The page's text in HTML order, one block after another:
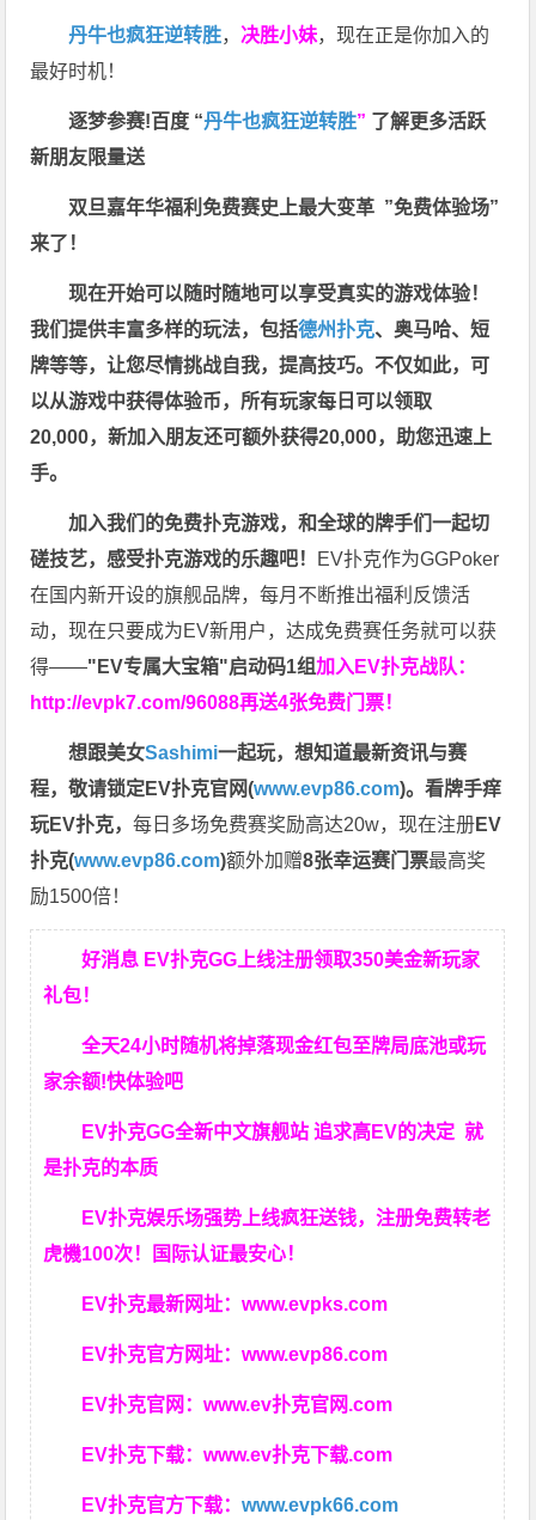
丹牛也疯狂逆转胜，决胜小妹，现在正是你加入的
最好时机！
逐梦参赛!百度 “丹牛也疯狂逆转胜” 了解更多活跃
新朋友限量送
双旦嘉年华福利免费赛史上最大变革 ”免费体验场”
来了！
现在开始可以随时随地可以享受真实的游戏体验！
我们提供丰富多样的玩法，包括德州扑克、奥马哈、短
牌等等，让您尽情挑战自我，提高技巧。不仅如此， 可
以从游戏中获得体验币，所有玩家每日可以领取
20,000，新加入朋友还可额外获得20,000，助您迅速上
手。
加入我们的免费扑克游戏，和全球的牌手们一起切
磋技艺，感受扑克游戏的乐趣吧！ EV扑克作为GGPoker
在国内新开设的旗舰品牌，每月不断推出福利反馈活
动，现在只要成为EV新用户，达成免费赛任务就可以获
得——"EV专属大宝箱"启动码1组加入EV扑克战队：
http://evpk7.com/96088再送4张免费门票！
想跟美女Sashimi一起玩，想知道最新资讯与赛
程，敬请锁定EV扑克官网(www.evp86.com)。看牌手痒
玩EV扑克，每日多场免费赛奖励高达20w，现在注册EV
扑克(www.evp86.com)额外加赠8张幸运赛门票最高奖
励1500倍！
好消息 EV扑克GG上线注册领取350美金新玩家
礼包！
全天24小时随机将掉落现金红包至牌局底池或玩
家余额!快体验吧
EV扑克GG全新中文旗舰站 追求高EV 的决定就
是扑克的本质
EV扑克娱乐场强势上线疯狂送钱，注册免费转老
虎機100次！国际认证最安心！
EV扑克最新网址：www.evpks.com
EV扑克官方网址：www.evp86.com
EV扑克官网：www.ev扑克官网.com
EV扑克下载：www.ev扑克下载.com
EV扑克官方下载：www.evpk66.com